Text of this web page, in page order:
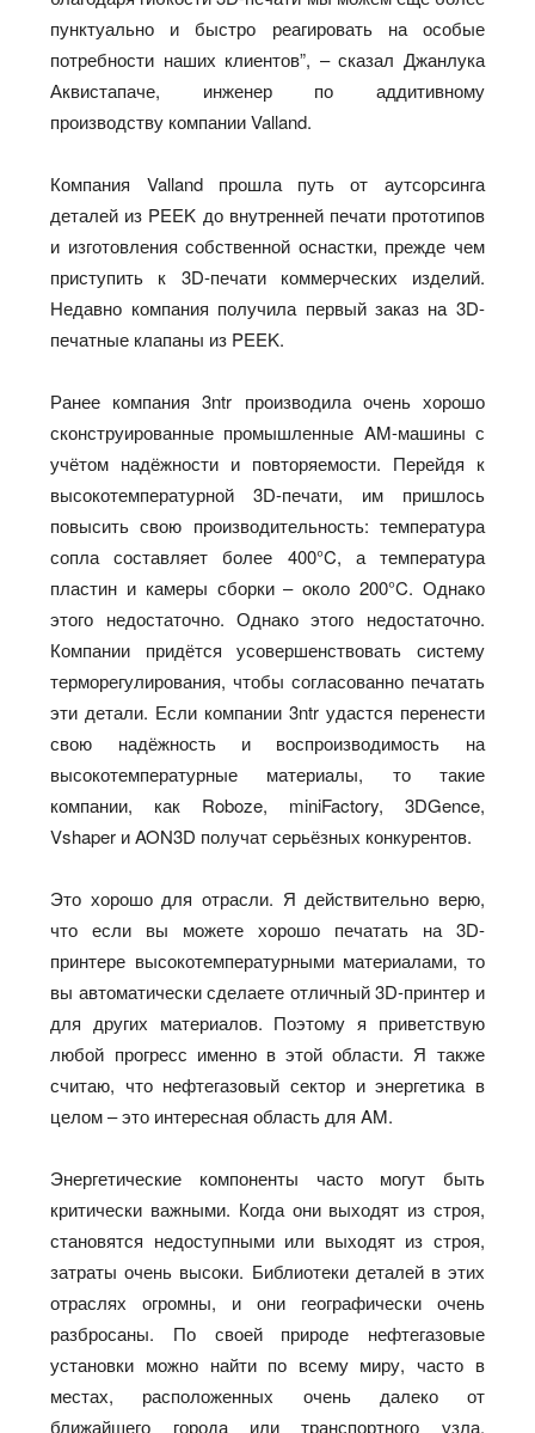
пунктуально и быстро реагировать на особые
потребности наших клиентов”, – сказал Джанлука
Аквистапаче, инженер по аддитивному
производству компании Valland.
Компания Valland прошла путь от аутсорсинга
деталей из PEEK до внутренней печати прототипов
и изготовления собственной оснастки, прежде чем
приступить к 3D-печати коммерческих изделий.
Недавно компания получила первый заказ на 3D-
печатные клапаны из PEEK.
Ранее компания 3ntr производила очень хорошо
сконструированные промышленные AM-машины с
учётом надёжности и повторяемости. Перейдя к
высокотемпературной 3D-печати, им пришлось
повысить свою производительность: температура
сопла составляет более 400°C, а температура
пластин и камеры сборки – около 200°C. Однако
этого недостаточно. Однако этого недостаточно.
Компании придётся усовершенствовать систему
терморегулирования, чтобы согласованно печатать
эти детали. Если компании 3ntr удастся перенести
свою надёжность и воспроизводимость на
высокотемпературные материалы, то такие
компании, как Roboze, miniFactory, 3DGence,
Vshaper и AON3D получат серьёзных конкурентов.
Это хорошо для отрасли. Я действительно верю,
что если вы можете хорошо печатать на 3D-
принтере высокотемпературными материалами, то
вы автоматически сделаете отличный 3D-принтер и
для других материалов. Поэтому я приветствую
любой прогресс именно в этой области. Я также
считаю, что нефтегазовый сектор и энергетика в
целом – это интересная область для AM.
Энергетические компоненты часто могут быть
критически важными. Когда они выходят из строя,
становятся недоступными или выходят из строя,
затраты очень высоки. Библиотеки деталей в этих
отраслях огромны, и они географически очень
разбросаны. По своей природе нефтегазовые
установки можно найти по всему миру, часто в
местах, расположенных очень далеко от
ближайшего города или транспортного узла.